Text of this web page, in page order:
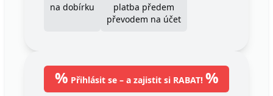
na dobírku
platba předem
převodem na účet
% Přihlásit se – a zajistit si RABAT! %